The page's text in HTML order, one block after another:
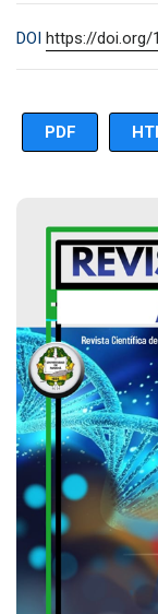
DOI https://doi.org/
PDF